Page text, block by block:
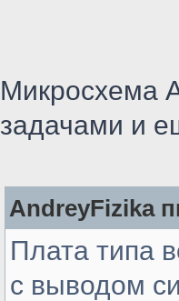
Микросхема
задачами и
AndreyFizika
Плата типа
с выводом